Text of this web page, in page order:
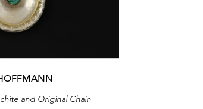
and Original Chain